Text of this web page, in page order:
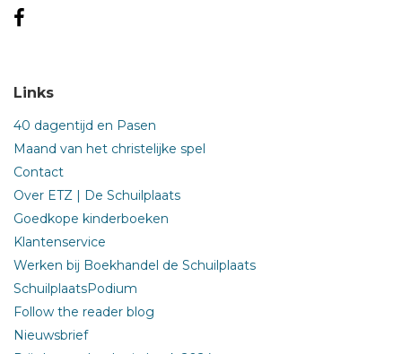
Links
40 dagentijd en Pasen
Maand van het christelijke spel
Contact
Over ETZ | De Schuilplaats
Goedkope kinderboeken
Klantenservice
Werken bij Boekhandel de Schuilplaats
SchuilplaatsPodium
Follow the reader blog
Nieuwsbrief